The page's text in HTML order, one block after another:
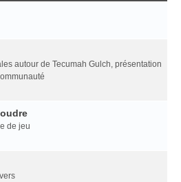
autour de Tecumah Gulch, présentation
de jeu